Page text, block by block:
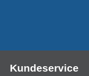
Kundeservice